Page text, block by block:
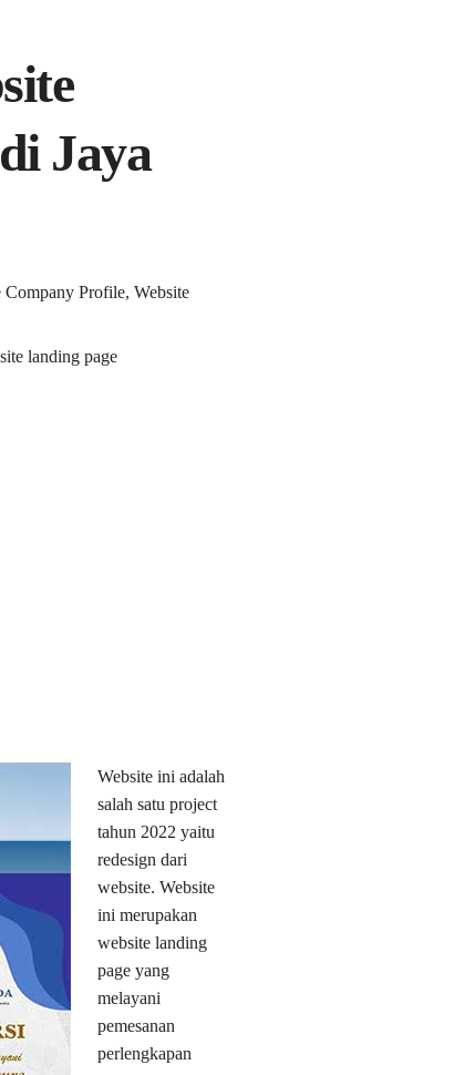
Jaya
Company Profile, Website
landing page
Website ini adalah
salah satu project
tahun 2022 yaitu
redesign dari
website. Website
ini merupakan
website landing
page yang
melayani
pemesanan
perlengkapan